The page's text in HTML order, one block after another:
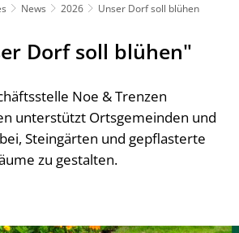
News 2026 Unser Dorf soll blühen
Dorf soll blühen"
Noe & Trenzen
unterstützt Ortsgemeinden und
Steingärten und gepflasterte
zu gestalten.